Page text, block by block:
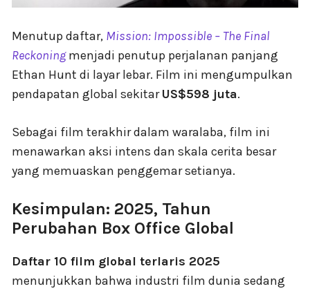
Menutup daftar, Mission: Impossible – The Final
Reckoningmenjadi penutup perjalanan panjang
Ethan Hunt di layar lebar. Film ini mengumpulkan
pendapatan global sekitarUS$598 juta.
Sebagai film terakhir dalam waralaba, film ini
menawarkan aksi intens dan skala cerita besar
yang memuaskan penggemar setianya.
Kesimpulan: 2025, Tahun
Perubahan Box Office Global
Daftar 10 film global terlaris 2025
menunjukkan bahwa industri film dunia sedang